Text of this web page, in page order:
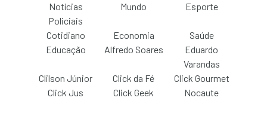
Notícias
Policiais
Mundo Esporte
Cotidiano Economia
Saúde
Educação
Alfredo Soares
Eduardo
Varandas
Clilson Júnior
Click da Fé
Click Gourmet
Click Jus
Click Geek Nocaute